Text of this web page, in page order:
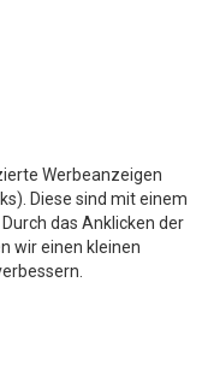
Werbeanzeigen
Diese sind mit einem
das Anklicken der
wir einen kleinen